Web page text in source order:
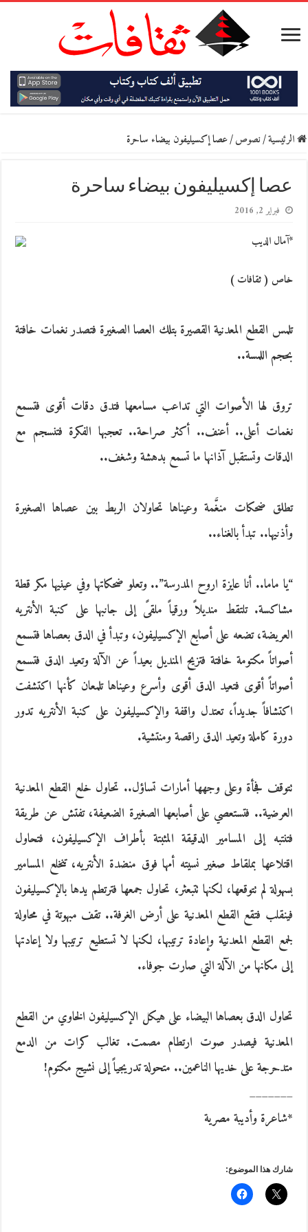
الرئيسية/نصوص/عصا إكسيليفون بيضاء ساحرة
عصا إكسيليفون بيضاء ساحرة
فبراير 2, 2016
*آمال الديب
خاص ( ثقافات )
تلمس القطع المعدنية القصيرة بتلك العصا الصغيرة فتصدر نغمات خافتة
بحجم اللمسة..
تروق لها الأصوات التي تداعب مسامعها فتدق دقات أقوى فتسمع
نغمات أعلى.. أعنف.. أكثر صراحة.. تعجبها الفكرة فتنسجم مع
الدقات وتستقبل آذانها ما تسمع بدهشة وشغف..
تطلق ضحكات منغَّمة وعيناها تحاولان الربط بين عصاها الصغيرة
وأذنيها.. تبدأ بالغناء..
“يا ماما.. أنا عايزة اروح المدرسة”.. وتعلو ضحكاتها وفي عينيها مكر قطة
مشاكسة. تلتقط منديلاً ورقياً ملقىً إلى جانبها على كنبة الأنتريه
العريضة، تضعه على أصابع الإكسيليفون، وتبدأ في الدق بعصاها فتسمع
أصواتاً مكتومة خافتة فتزيح المنديل بعيداً عن الآلة وتعيد الدق فتسمع
أصواتاً أقوى فتعيد الدق أقوى وأسرع وعيناها تلمعان كأنها اكتشفت
اكتشافاً جديداً، تعتدل واقفة والإكسيليفون على كنبة الأنتريه تدور
دورة كاملة وتعيد الدق راقصة ومنتشية.
تتوقف فجأة وعلى وجهها أمارات تساؤل.. تحاول خلع القطع المعدنية
العرضية.. فتستعصي على أصابعها الصغيرة الضعيفة، تفتش عن طريقة
فتنتبه إلى المسامير الدقيقة المثبتة بأطراف الإكسيليفون، فتحاول
اقتلاعها بملقاط صغير نسيته أمها فوق منضدة الأنتريه، تنخلع المسامير
بسهولة لم تتوقعها، لكنها تتبعثر، تحاول جمعها فترتطم يدها بالإكسيليفون
فينقلب فتقع القطع المعدنية على أرض الغرفة.. تقف مبهوتة في محاولة
لجمع القطع المعدنية وإعادة ترتيبها، لكنها لا تستطيع ترتيبها ولا إعادتها
إلى مكانها من الآلة التي صارت جوفاء.
تحاول الدق بعصاها البيضاء على هيكل الإكسيليفون الخاوي من القطع
المعدنية فيصدر صوت ارتطام مصمت. تغالب كرات من الدمع
متدحرجة على خديها الناعمين.. متحولة تدريجياً إلى نشيج مكتوم!
_______
*شاعرة وأديبة مصرية
شارك هذا الموضوع: